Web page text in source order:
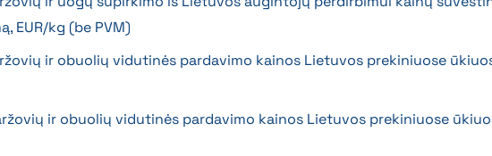
EUR/kg (be PVM)
ir obuolių vidutinės pardavimo kainos Lietuvos prekiniuose
ir obuolių vidutinės pardavimo kainos Lietuvos prekiniuose